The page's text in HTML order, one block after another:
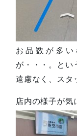
お品数が多
が・・・。とい
遠慮なく、スタ
店内の様子が気